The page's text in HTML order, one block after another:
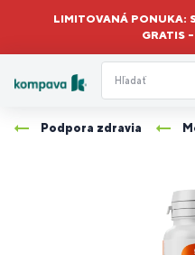
LIMITOVANÁ PONUKA:
GRATIS
Podpora zdravia